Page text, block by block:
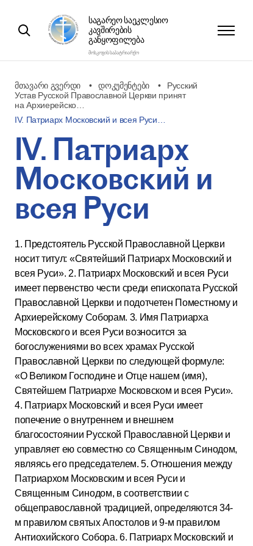
ᲡᲐᲒᲐᲠᲔᲝ ᲡᲐᲔᲙᲚᲔᲡᲘᲝ
ᲙᲐᲕᲨᲘᲠᲔᲑᲘᲡ
ᲒᲐᲜᲧᲝᲤᲘᲚᲔᲑᲐ
ᲛᲝᲡᲙᲝᲕᲘᲡ ᲡᲐᲞᲐᲢᲠᲘᲐᲠᲥᲝ
მთავარი გვერდი დოკუმენტები
Русский
Устав Русской Православной Церкви принят
на Архиерейско…
IV. Патриарх Московский и всея Руси…
IV. Патриарх
Московский и
всея Руси
1. Предстоятель Русской Православной Церкви
носит титул: «Святейший Патриарх Московский и
всея Руси». 2. Патриарх Московский и всея Руси
имеет первенство чести среди епископата Русской
Православной Церкви и подотчетен Поместному и
Архиерейскому Соборам. 3. Имя Патриарха
Московского и всея Руси возносится за
богослужениями во всех храмах Русской
Православной Церкви по следующей формуле:
«О Великом Господине и Отце нашем (имя),
Святейшем Патриархе Московском и всея Руси».
4. Патриарх Московский и всея Руси имеет
попечение о внутреннем и внешнем
благосостоянии Русской Православной Церкви и
управляет ею совместно со Священным Синодом,
являясь его председателем. 5. Отношения между
Патриархом Московским и всея Руси и
Священным Синодом, в соответствии с
общеправославной традицией, определяются 34-
м правилом святых Апостолов и 9-м правилом
Антиохийского Собора. 6. Патриарх Московский и